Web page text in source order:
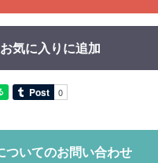
お気に入りに追加
ついてのお問い合わせ